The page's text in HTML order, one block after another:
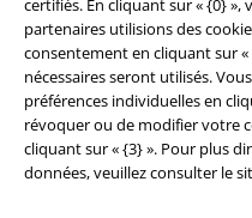
certifiés. En cliquant sur « {0}
partenaires utilisions des
consentement en cliquant sur «
nécessaires seront utilisés.
préférences individuelles en
révoquer ou de modifier votre
cliquant sur « {3} ». Pour plus
données, veuillez consulter le
Élimination des déchets et
Déclaration de Conformité
Informations sur l'accessibilité
Paramètres des Cookies